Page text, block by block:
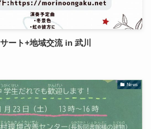
ート+地域交流 in 武川
News